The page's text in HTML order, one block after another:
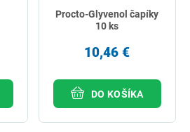
Procto-Glyvenol čapíky
10 ks
10,46 €
DO KOŠÍKA